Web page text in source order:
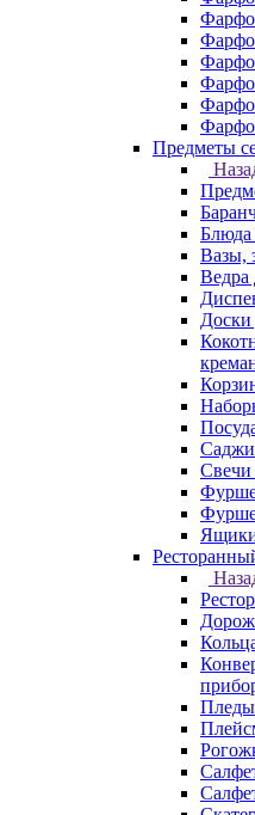
Предметы
Блюда
Вазы,
Ведра
Доски
Саджи
Свечи
Пледы